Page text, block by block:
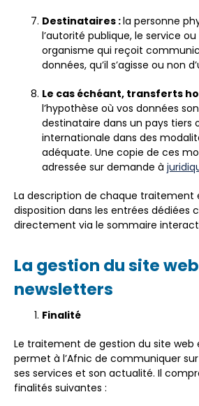
Destinataires :la personne
l’autorité publique, le service
organisme qui reçoit
données, qu’il s’agisse ou non
Le cas échéant, transferts
l’hypothèse où vos données
destinataire dans un pays tiers
internationale dans des
adéquate. Une copie de ces
adressée sur demande à
La description de chaque traitement
disposition dans les entrées dédiées
directement via le sommaire
La gestion du site
newsletters
Finalité
Le traitement de gestion du site web
permet à l’Afnic de communiquer sur
ses services et son actualité. Il
finalités suivantes :